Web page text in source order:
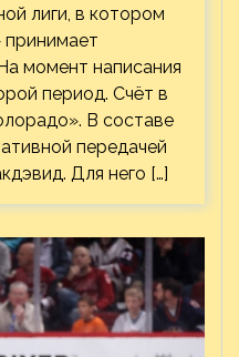
лиги, в котором
момент написания
период. Счёт в
В составе
передачей
Для него […]